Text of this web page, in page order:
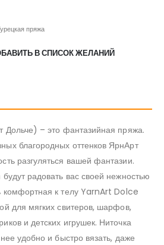
пряжа
В СПИСОК ЖЕЛАНИЙ
– это фантазийная пряжа.
благородных оттенков ЯрнАрт
разгуляться вашей фантазии.
радовать вас своей нежностью
комфортная к телу YarnArt Dolce
для мягких свитеров, шарфов,
и детских игрушек. Ниточка
удобно и быстро вязать, даже